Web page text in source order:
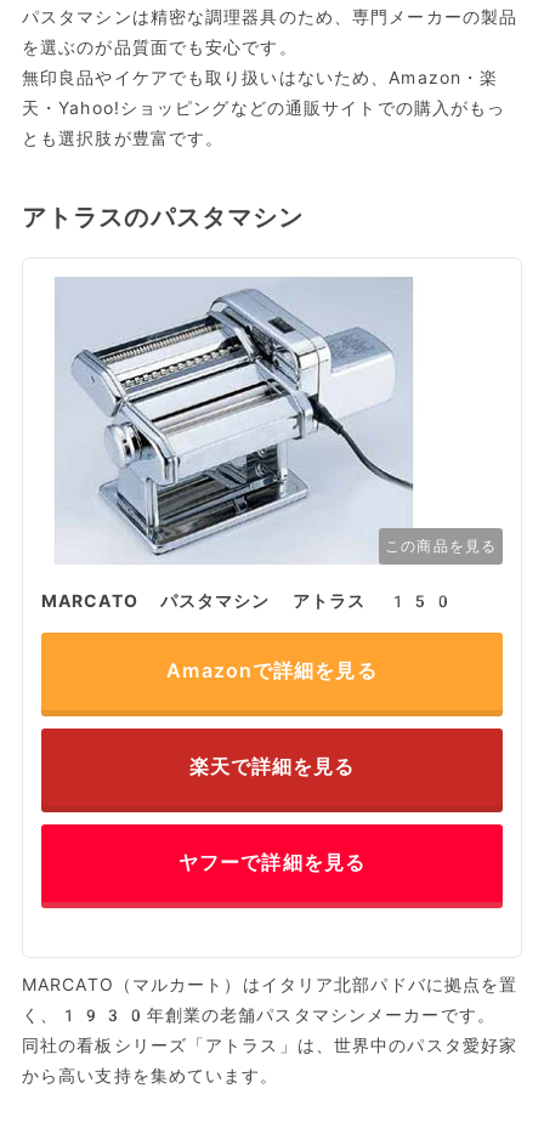
パスタマシンは精密な調理器具のため、専門メーカーの製品
を選ぶのが品質面でも安心です。
無印良品やイケアでも取り扱いはないため、Amazon・楽
天・Yahoo!ショッピングなどの通販サイトでの購入がもっ
とも選択肢が豊富です。
アトラスのパスタマシン
この商品を見る
MARCATO パスタマシン アトラス 150
Amazonで詳細を見る
楽天で詳細を見る
ヤフーで詳細を見る
MARCATO（マルカート）はイタリア北部パドバに拠点を置
く、1930年創業の老舗パスタマシンメーカーです。
同社の看板シリーズ「アトラス」は、世界中のパスタ愛好家
から高い支持を集めています。